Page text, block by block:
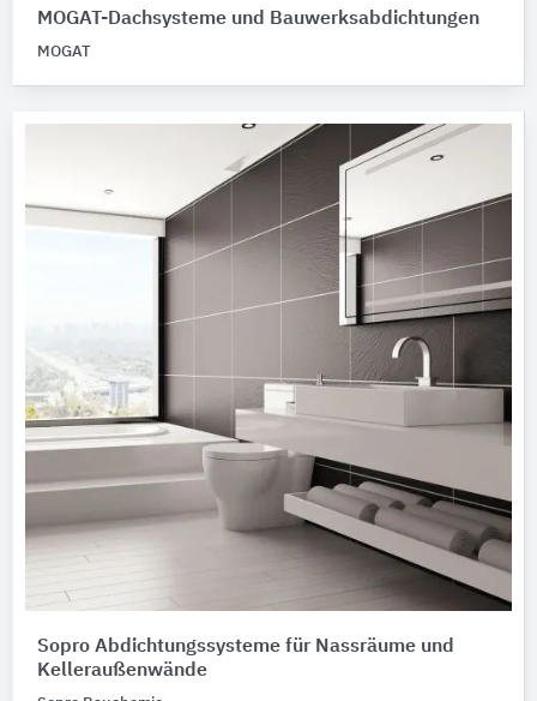
MOGAT-Dachsysteme und Bauwerksabdichtungen
MOGAT
Sopro Abdichtungssysteme für Nassräume und
Kelleraußenwände